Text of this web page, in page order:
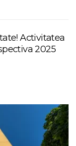
Activitatea
2025